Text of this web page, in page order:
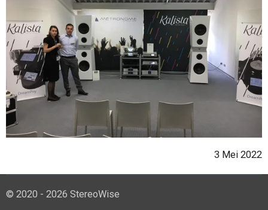
3 Mei 2022
© 2020 - 2026 StereoWise